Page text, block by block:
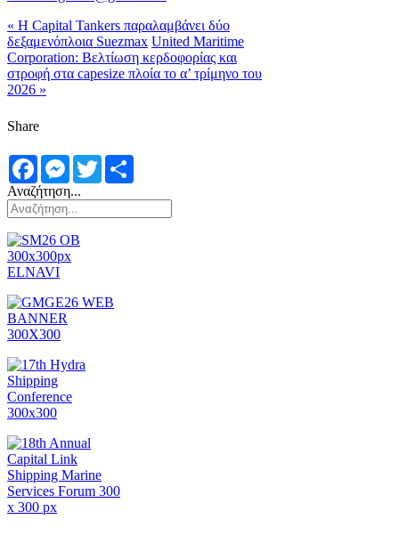
« Η Capital Tankers παραλαμβάνει δύο
δεξαμενόπλοια Suezmax United Maritime
Corporation: Βελτίωση κερδοφορίας και
στροφή στα capesize πλοία το α’ τρίμηνο του
2026 »
Share
FacebookMessenger
Twitter
Αναζήτηση...